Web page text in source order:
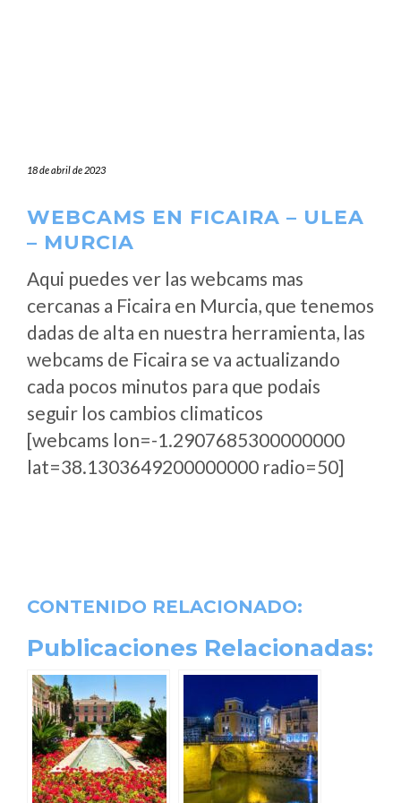
18 de abril de 2023
WEBCAMS EN FICAIRA – ULEA
– MURCIA
Aqui puedes ver las webcams mas
cercanas a Ficaira en Murcia, que tenemos
dadas de alta en nuestra herramienta, las
webcams de Ficaira se va actualizando
cada pocos minutos para que podais
seguir los cambios climaticos
[webcams lon=-1.2907685300000000
lat=38.1303649200000000 radio=50]
CONTENIDO RELACIONADO:
Publicaciones Relacionadas: